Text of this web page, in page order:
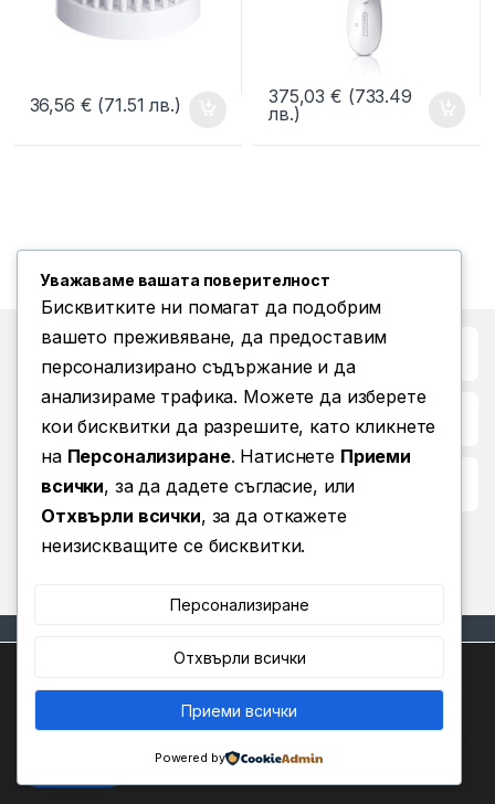
36,56 € (71.51 лв.) 375,03€ (733.49
лв.)
Бърз достъп до
Повече информация
Условия за ползване
Имате въпроси? Позвънете
(+359) 876 203 111
Уважаваме вашата поверителност
Бисквитките ни помагат да подобрим
вашето преживяване, да предоставим
персонализирано съдържание и да
анализираме трафика. Можете да изберете
кои бисквитки да разрешите, като кликнете
на Персонализиране. Натиснете Приеми
всички, за да дадете съгласие, или
Отхвърли всички, за да откажете
неизискващите се бисквитки.
Персонализиране
Отхвърли всички
Приеми всички
Powered by
Ние използваме бисквитки, за да ви предоставим най-
доброто изживяване на нашия уебсайт.
Можете да научите повече за това кои бисквитки
използваме или да ги изключите вНастройки.